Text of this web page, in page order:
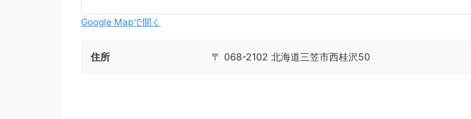
Google Mapで開く
住所 〒 068-2102 北海道三笠市西桂沢50